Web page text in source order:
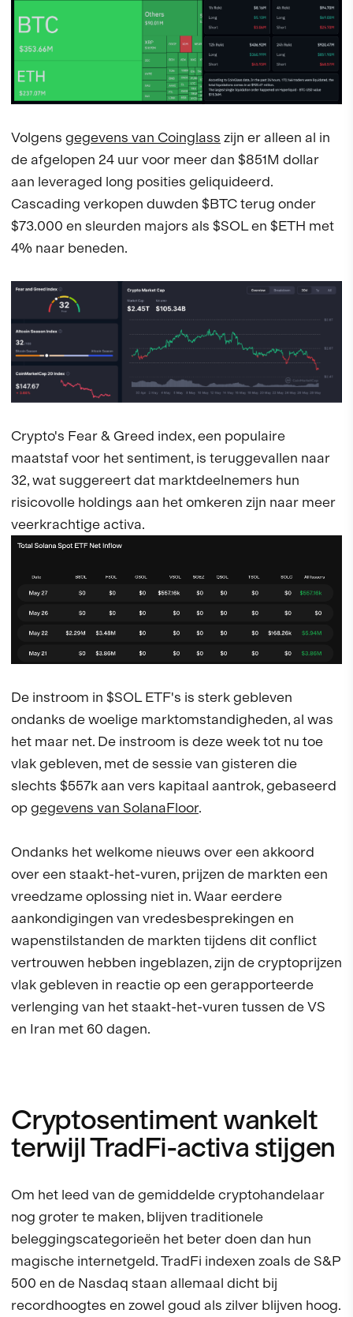
Volgens gegevens van Coinglass zijn er alleen al in
de afgelopen 24 uur voor meer dan $851M dollar
aan leveraged long posities geliquideerd.
Cascading verkopen duwden $BTC terug onder
$73.000 en sleurden majors als $SOL en $ETH met
4% naar beneden.
Crypto's Fear & Greed index, een populaire
maatstaf voor het sentiment, is teruggevallen naar
32, wat suggereert dat marktdeelnemers hun
risicovolle holdings aan het omkeren zijn naar meer
veerkrachtige activa.
De instroom in $SOL ETF's is sterk gebleven
ondanks de woelige marktomstandigheden, al was
het maar net. De instroom is deze week tot nu toe
vlak gebleven, met de sessie van gisteren die
slechts $557k aan vers kapitaal aantrok, gebaseerd
opgegevens van SolanaFloor.
Ondanks het welkome nieuws over een akkoord
over een staakt-het-vuren, prijzen de markten een
vreedzame oplossing niet in. Waar eerdere
aankondigingen van vredesbesprekingen en
wapenstilstanden de markten tijdens dit conflict
vertrouwen hebben ingeblazen, zijn de cryptoprijzen
vlak gebleven in reactie op een gerapporteerde
verlenging van het staakt-het-vuren tussen de VS
en Iran met 60 dagen.
Cryptosentiment wankelt
terwijl TradFi-activa stijgen
Om het leed van de gemiddelde cryptohandelaar
nog groter te maken, blijven traditionele
beleggingscategorieën het beter doen dan hun
magische internetgeld. TradFi indexen zoals de S&P
500 en de Nasdaq staan allemaal dicht bij
recordhoogtes en zowel goud als zilver blijven hoog.